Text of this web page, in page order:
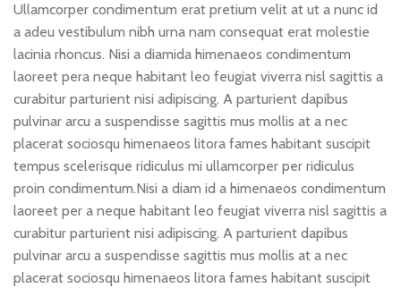
Ullamcorper condimentum erat pretium velit at ut a nunc id
a adeu vestibulum nibh urna nam consequat erat molestie
lacinia rhoncus. Nisi a diamida himenaeos condimentum
laoreet pera neque habitant leo feugiat viverra nisl sagittis a
curabitur parturient nisi adipiscing. A parturient dapibus
pulvinar arcu a suspendisse sagittis mus mollis at a nec
placerat sociosqu himenaeos litora fames habitant suscipit
tempus scelerisque ridiculus mi ullamcorper per ridiculus
proin condimentum.Nisi a diam id a himenaeos condimentum
laoreet per a neque habitant leo feugiat viverra nisl sagittis a
curabitur parturient nisi adipiscing. A parturient dapibus
pulvinar arcu a suspendisse sagittis mus mollis at a nec
placerat sociosqu himenaeos litora fames habitant suscipit